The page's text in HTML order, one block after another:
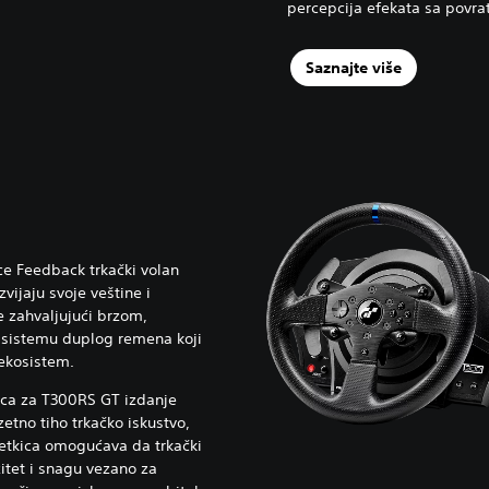
percepcija efekata sa
Saznajte više
Feedback trkački volan
svoje veštine i
zahvaljujući brzom,
duplog remena koji
za T300RS GT izdanje
tiho trkačko iskustvo,
omogućava da trkački
i snagu vezano za